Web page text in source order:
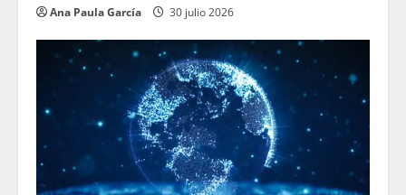
Ana Paula García 30 julio 2026